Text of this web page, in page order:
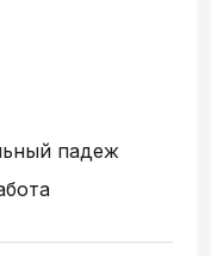
падеж